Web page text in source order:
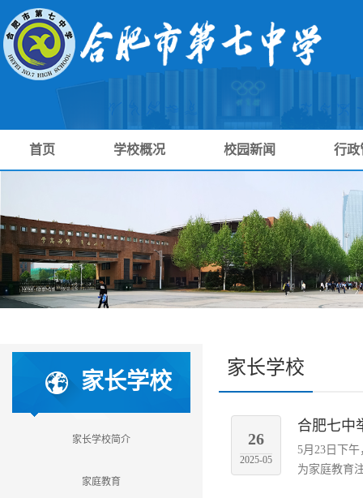
首页 学校概况 校园新闻 行政
家长学校
家长学校简介
家庭教育
家长学校
26
2025-05
合肥七中
5月23日下
为家庭教育